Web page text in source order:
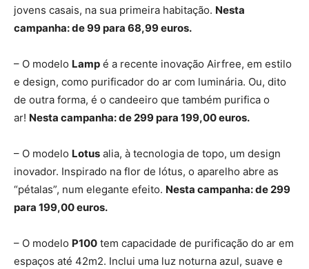
jovens casais, na sua primeira habitação. Nesta
campanha: de 99 para 68,99 euros.
– O modelo Lamp é a recente inovação Airfree, em estilo
e design, como purificador do ar com luminária. Ou, dito
de outra forma, é o candeeiro que também purifica o
ar! Nesta campanha: de 299 para 199,00 euros.
– O modelo Lotus alia, à tecnologia de topo, um design
inovador. Inspirado na flor de lótus, o aparelho abre as
“pétalas”, num elegante efeito. Nesta campanha: de 299
para 199,00 euros.
– O modelo P100 tem capacidade de purificação do ar em
espaços até 42m2. Inclui uma luz noturna azul, suave e